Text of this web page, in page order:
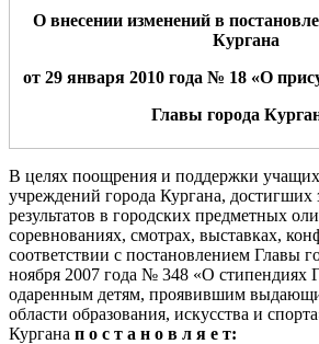
О внесении изменений в
Кургана
от 29 января 2010 года № 18 «О
Главы города
В целях поощрения и поддержки
учреждений города Кургана, достигших
результатов в городских предметных
соревнованиях, смотрах, выставках,
соответствии с постановлением Главы
ноября 2007 года № 348 «О стипендиях
одаренным детям, проявившим
области образования, искусства и
Кургана п о с т а н о в л я е т: